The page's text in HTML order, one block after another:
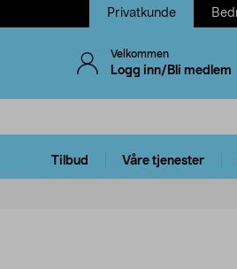
Privatkunde
Velkommen
Logg inn/Bli medlem
Tilbud Våre tjenester